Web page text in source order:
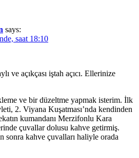
says:
saat 18:10
ve açıkçası iştah açıcı. Ellerinize
ve bir düzeltme yapmak isterim. İlk
2. Viyana Kuşatması’nda kendinden
kumandanı Merzifonlu Kara
çuvallar dolusu kahve getirmiş.
sonra kahve çuvalları haliyle orada